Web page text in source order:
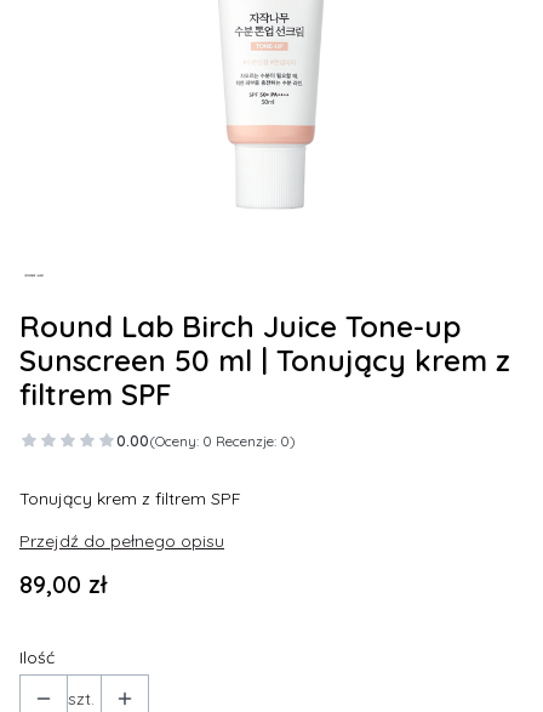
Round Lab Birch Juice Tone-up
Sunscreen 50 ml | Tonujący krem z
filtrem SPF
0.00(Oceny: 0 Recenzje: 0)
Tonujący krem z filtrem SPF
Przejdź do pełnego opisu
Cena
89,00 zł
Ilość
szt.